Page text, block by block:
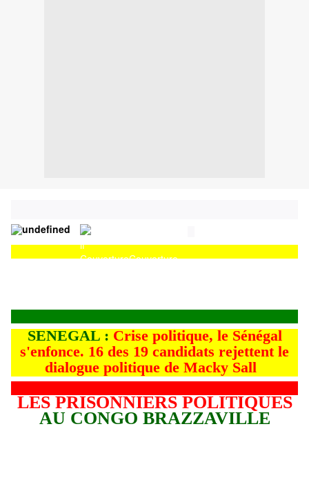
CouvertureCouverture
SENEGAL : Crise politique, le Sénégal
s'enfonce. 16 des 19 candidats rejettent le
dialogue politique de Macky Sall
LES PRISONNIERS POLITIQUES
AU CONGO BRAZZAVILLE